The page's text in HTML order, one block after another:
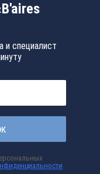
и специалист